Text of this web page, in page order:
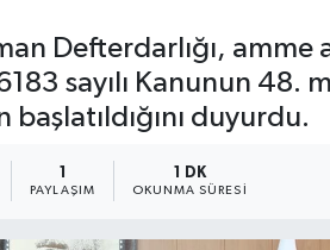
Defterdarlığı,
sayılı Kanunun
duyurdu.
1
PAYLAŞIM
1 DK
OKUNMA SÜRESI